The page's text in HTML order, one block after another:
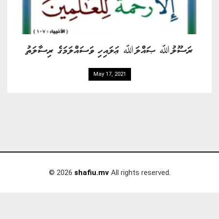
ރަސޫލުﷲ ޞައްލަﷲ ޢަލައިހި ވަސައްލަމަގެ ރިސާލަތު
May 17, 2021
© 2026 shafiu.mvAll rights reserved.